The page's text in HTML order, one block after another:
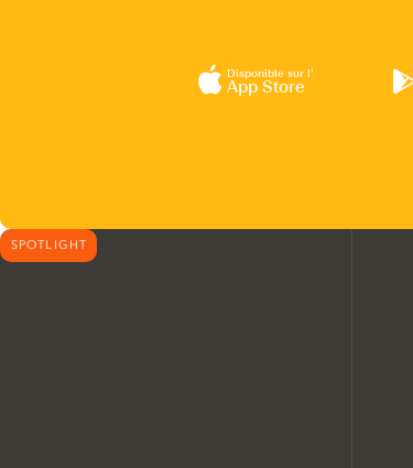
Disponible sur l’
App Store
SPOTLIGHT